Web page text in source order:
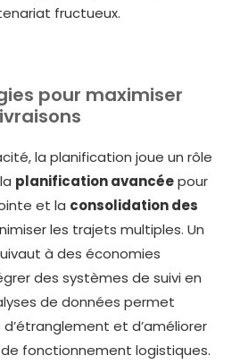
fructueux.
pour maximiser
la planification joue un rôle
planification avancéepour
et la consolidation des
les trajets multiples. Un
à des économies
des systèmes de suivi en
de données permet
et d’améliorer
fonctionnement logistiques.